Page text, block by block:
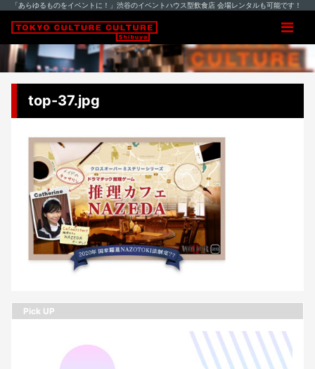
「あらゆるものをイベントに！」渋谷のイベントハウス型飲食店 会場レンタルも可能です！
top-37.jpg
Pick UP